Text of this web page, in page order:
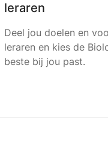
leraren
Deel jou doelen en
leraren en kies de
beste bij jou past.